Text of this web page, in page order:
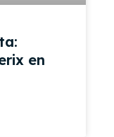
en